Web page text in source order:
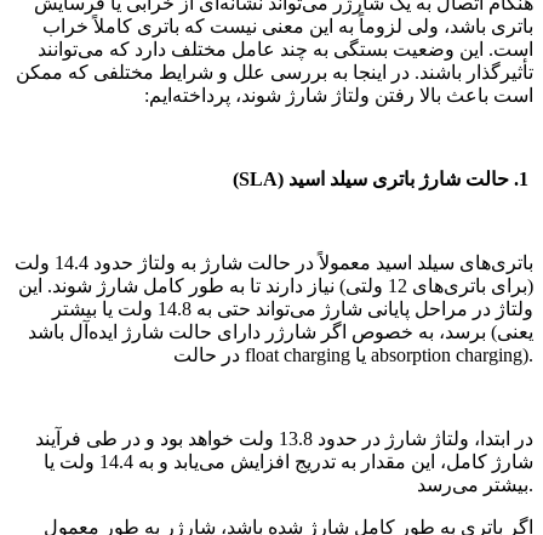
باتری باشد، ولی لزوماً به این معنی نیست که باتری کاملاً خراب
است. این وضعیت بستگی به چند عامل مختلف دارد که می‌توانند
تأثیرگذار باشند. در اینجا به بررسی علل و شرایط مختلفی که ممکن
است باعث بالا رفتن ولتاژ شارژ شوند، پرداخته‌ایم:
باتری‌های سیلد اسید معمولاً در حالت شارژ به ولتاژ حدود 14.4 ولت
(برای باتری‌های 12 ولتی) نیاز دارند تا به طور کامل شارژ شوند. این
ولتاژ در مراحل پایانی شارژ می‌تواند حتی به 14.8 ولت یا بیشتر
برسد، به خصوص اگر شارژر دارای حالت شارژ ایده‌آل باشد (یعنی
در حالت float charging یا absorption charging).
شارژ کامل، این مقدار به تدریج افزایش می‌یابد و به 14.4 ولت یا
بیشتر می‌رسد.